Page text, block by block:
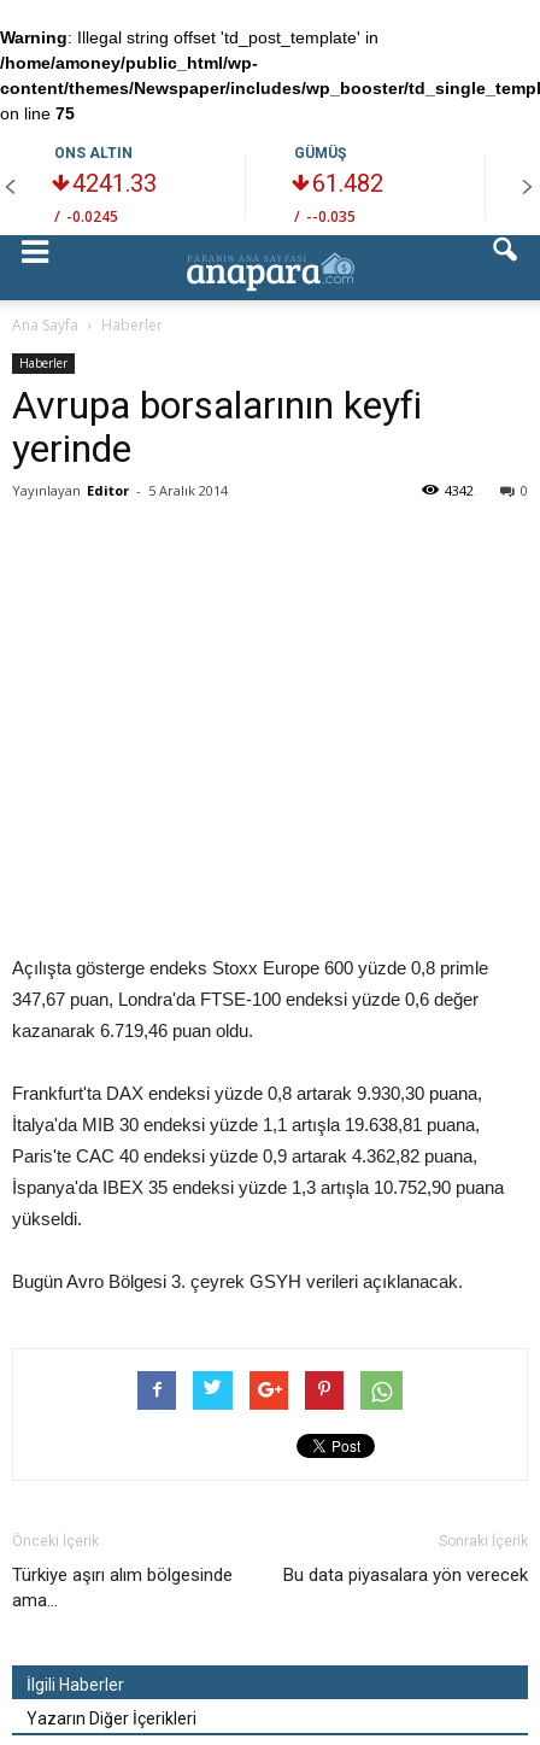
Warning: Illegal string offset 'td_post_template' in
/home/amoney/public_html/wp-
content/themes/Newspaper/includes/wp_booster/
on line 75
ONS ALTIN
4241.33
/ -0.0245
GÜMÜŞ
61.482
/ --0.035
Ana Sayfa Haberler
Haberler
Avrupa borsalarının keyfi
yerinde
Yayınlayan Editor - 5 Aralık 2014 0
4342
Açılışta gösterge endeks Stoxx Europe 600 yüzde 0,8 primle
347,67 puan, Londra'da FTSE-100 endeksi yüzde 0,6 değer
kazanarak 6.719,46 puan oldu.
Frankfurt'ta DAX endeksi yüzde 0,8 artarak 9.930,30 puana,
İtalya'da MIB 30 endeksi yüzde 1,1 artışla 19.638,81 puana,
Paris'te CAC 40 endeksi yüzde 0,9 artarak 4.362,82 puana,
İspanya'da IBEX 35 endeksi yüzde 1,3 artışla 10.752,90 puana
yükseldi.
Bugün Avro Bölgesi 3. çeyrek GSYH verileri açıklanacak.
Önceki İçerik
Türkiye aşırı alım bölgesinde
ama…
Sonraki İçerik
Bu data piyasalara yön verecek
İlgili Haberler
Yazarın Diğer İçerikleri